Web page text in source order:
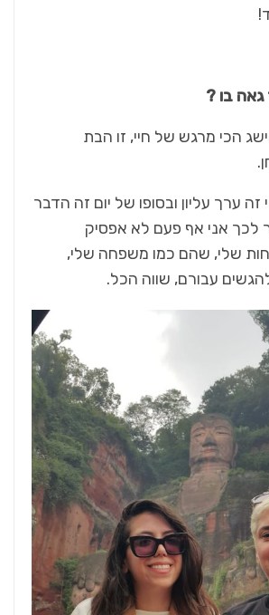
בו ?
הכי מרגש של חיי, זו הבת
ערך עליון ובסופו של יום זה הדבר
לכך אני אף פעם לא אפסיק
שלי, שהם כמו משפחה שלי,
עבורם, שווה הכל.